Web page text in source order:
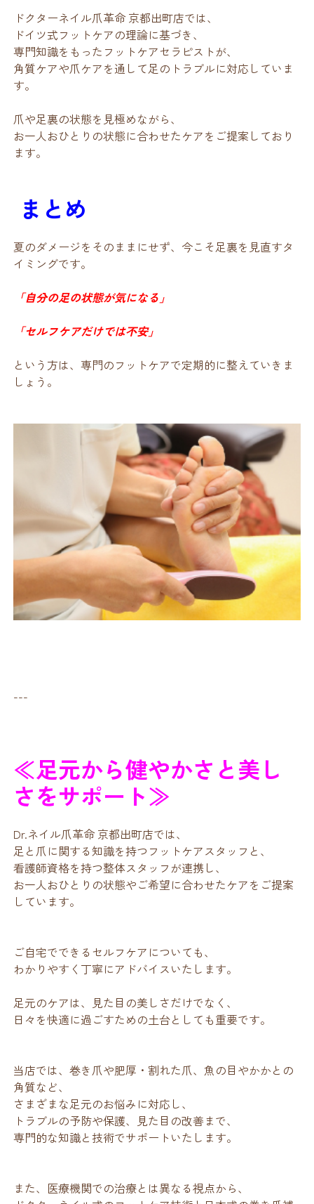
ドクターネイル爪革命 京都出町店では、
ドイツ式フットケアの理論に基づき、
専門知識をもったフットケアセラピストが、
角質ケアや爪ケアを通して足のトラブルに対応していま
す。
爪や足裏の状態を見極めながら、
お一人おひとりの状態に合わせたケアをご提案しており
ます。
まとめ
夏のダメージをそのままにせず、今こそ足裏を見直すタ
イミングです。
「自分の足の状態が気になる」
「セルフケアだけでは不安」
という方は、専門のフットケアで定期的に整えていきま
しょう。
---
≪足元から健やかさと美し
さをサポート≫
Dr.ネイル爪革命 京都出町店では、
足と爪に関する知識を持つフットケアスタッフと、
看護師資格を持つ整体スタッフが連携し、
お一人おひとりの状態やご希望に合わせたケアをご提案
しています。
ご自宅でできるセルフケアについても、
わかりやすく丁寧にアドバイスいたします。
足元のケアは、見た目の美しさだけでなく、
日々を快適に過ごすための土台としても重要です。
当店では、巻き爪や肥厚・割れた爪、魚の目やかかとの
角質など、
さまざまな足元のお悩みに対応し、
トラブルの予防や保護、見た目の改善まで、
専門的な知識と技術でサポートいたします。
また、医療機関での治療とは異なる視点から、